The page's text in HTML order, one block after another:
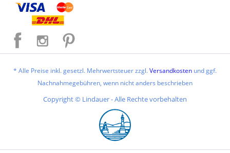
* Alle Preise inkl. gesetzl. Mehrwertsteuer zzgl.Versandkosten und ggf.
Nachnahmegebühren, wenn nicht anders beschrieben
Copyright © Lindauer - Alle Rechte vorbehalten